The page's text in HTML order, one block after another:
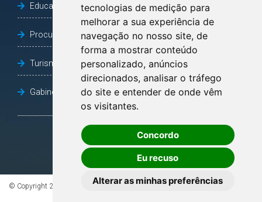
tecnologias de medição para
melhorar a sua experiência de
navegação no nosso site, de
forma a mostrar conteúdo
personalizado, anúncios
direcionados, analisar o tráfego
do site e entender de onde vêm
os visitantes.
Concordo
Eu recuso
Alterar as minhas preferências
Educação
Procuradoria Geral do Município
Turismo, Desporto e Cultura
Gabinete Vice-Prefeito
OUVIDORIA
© Copyright 2026 - Todos os direitos reservados à Prefeitura de